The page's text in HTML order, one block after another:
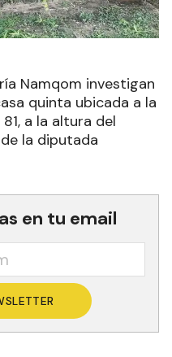
Namqom investigan
quinta ubicada a la
a la altura del
la diputada
en tu email